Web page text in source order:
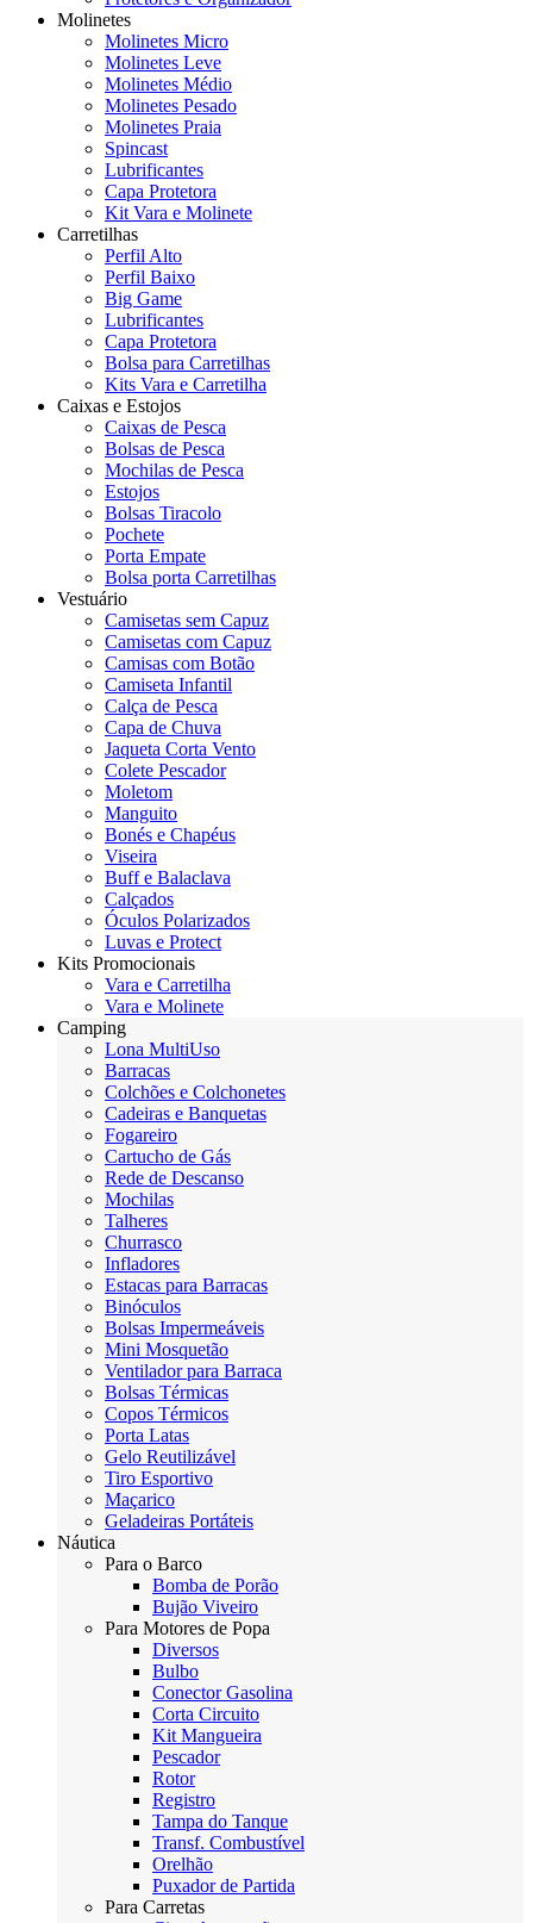
Molinetes
Molinetes Micro
Molinetes Leve
Molinetes Médio
Molinetes Pesado
Molinetes Praia
Spincast
Lubrificantes
Capa Protetora
Kit Vara e Molinete
Carretilhas
Perfil Alto
Perfil Baixo
Big Game
Lubrificantes
Capa Protetora
Bolsa para Carretilhas
Kits Vara e Carretilha
Caixas e Estojos
Caixas de Pesca
Bolsas de Pesca
Mochilas de Pesca
Estojos
Bolsas Tiracolo
Pochete
Porta Empate
Bolsa porta Carretilhas
Vestuário
Camisetas sem Capuz
Camisetas com Capuz
Camisas com Botão
Camiseta Infantil
Calça de Pesca
Capa de Chuva
Jaqueta Corta Vento
Colete Pescador
Moletom
Manguito
Bonés e Chapéus
Viseira
Buff e Balaclava
Calçados
Óculos Polarizados
Luvas e Protect
Kits Promocionais
Vara e Carretilha
Vara e Molinete
Camping
Lona MultiUso
Barracas
Colchões e Colchonetes
Cadeiras e Banquetas
Fogareiro
Cartucho de Gás
Rede de Descanso
Mochilas
Talheres
Churrasco
Infladores
Estacas para Barracas
Binóculos
Bolsas Impermeáveis
Mini Mosquetão
Ventilador para Barraca
Bolsas Térmicas
Copos Térmicos
Porta Latas
Gelo Reutilizável
Tiro Esportivo
Maçarico
Geladeiras Portáteis
Náutica
Para o Barco
Bomba de Porão
Bujão Viveiro
Para Motores de Popa
Diversos
Bulbo
Conector Gasolina
Corta Circuito
Kit Mangueira
Pescador
Rotor
Registro
Tampa do Tanque
Transf. Combustível
Orelhão
Puxador de Partida
Para Carretas